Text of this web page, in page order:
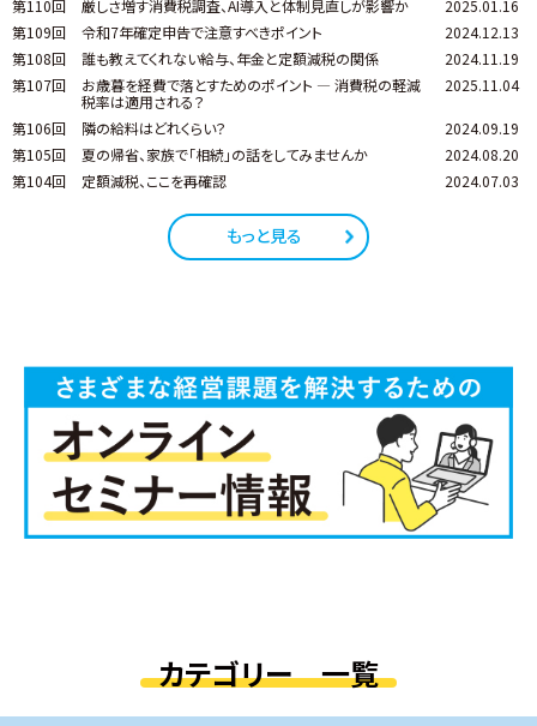
第110回
厳しさ増す消費税調査、AI導入と体制見直しが影響か
2025.01.16
第109回
令和7年確定申告で注意すべきポイント
2024.12.13
第108回
誰も教えてくれない給与、年金と定額減税の関係
2024.11.19
第107回
お歳暮を経費で落とすためのポイント ― 消費税の軽減
税率は適用される？
2025.11.04
第106回 隣の給料はどれくらい？
2024.09.19
第105回
夏の帰省、家族で「相続」の話をしてみませんか
2024.08.20
第104回
定額減税、ここを再確認 2024.07.03
もっと見る
カテゴリー 一覧